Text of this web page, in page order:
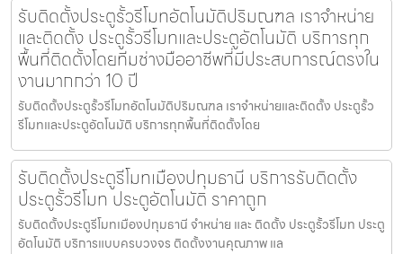
รับติดตั้งประตูรั้วรีโมทอัตโนมัติปริมณฑล เราจำหน่าย
และติดตั้ง ประตูรั้วรีโมทและประตูอัตโนมัติ บริการทุก
พื้นที่ติดตั้งโดยทีมช่างมืออาชีพที่มีประสบการณ์ตรงใน
งานมากกว่า 10 ปี
รับติดตั้งประตูรั้วรีโมทอัตโนมัติปริมณฑล เราจำหน่ายและติดตั้ง ประตูรั้ว
รีโมทและประตูอัตโนมัติ บริการทุกพื้นที่ติดตั้งโดย
รับติดตั้งประตูรีโมทเมืองปทุมธานี บริการรับติดตั้ง
ประตูรั้วรีโมท ประตูอัตโนมัติ ราคาถูก
รับติดตั้งประตูรีโมทเมืองปทุมธานี จำหน่าย และ ติดตั้ง ประตูรั้วรีโมท ประตู
อัตโนมัติ บริการแบบครบวงจร ติดตั้งงานคุณภาพ แล